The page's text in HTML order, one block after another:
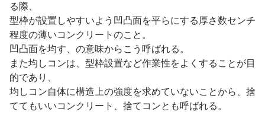
る際、
型枠が設置しやすいよう凹凸面を平らにする厚さ数センチ
程度の薄いコンクリートのこと。
凹凸面を均す、の意味からこう呼ばれる。
また均しコンは、型枠設置など作業性をよくすることが目
的であり、
均しコン自体に構造上の強度を求めていないことから、捨
ててもいいコンクリート、捨てコンとも呼ばれる。